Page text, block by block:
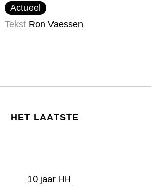
Actueel
Tekst Ron Vaessen
HET LAATSTE